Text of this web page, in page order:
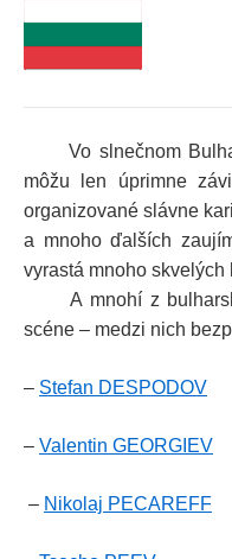
Vo slnečnom
môžu len úprimne
organizované slávne
a mnoho ďalších
vyrastá mnoho
A mnohí z
scéne – medzi nich
– Stefan DESPODOV
– Valentin GEORGIEV
– Nikolaj PECAREFF